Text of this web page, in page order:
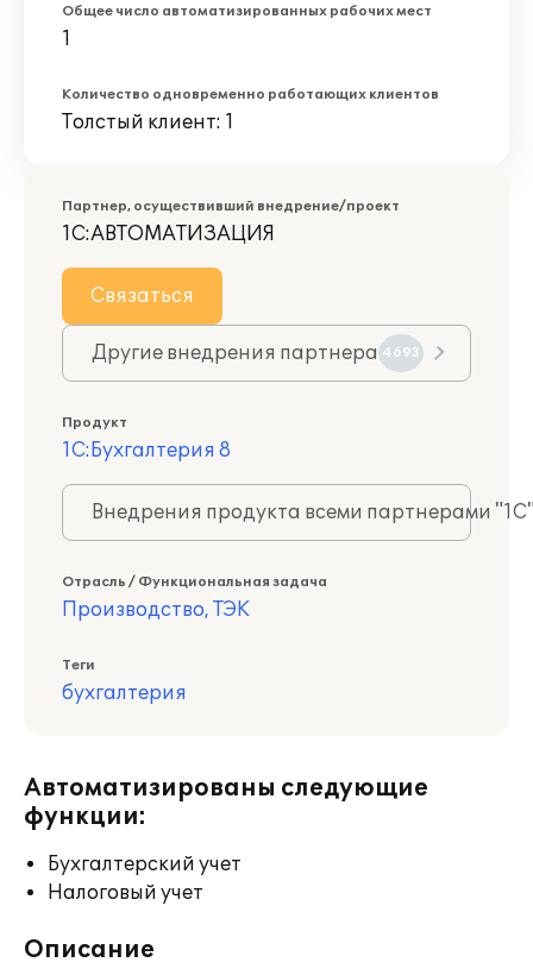
Общее число автоматизированных рабочих мест
1
Количество одновременно работающих клиентов
Толстый клиент: 1
Партнер, осуществивший внедрение/проект
1С:АВТОМАТИЗАЦИЯ
Связаться
Другие внедрения партнера 4693
Продукт
1С:Бухгалтерия 8
Внедрения продукта всеми партнерами
Отрасль / Функциональная задача
Производство, ТЭК
Теги
бухгалтерия
Автоматизированы следующие
функции:
Бухгалтерский учет
Налоговый учет
Описание